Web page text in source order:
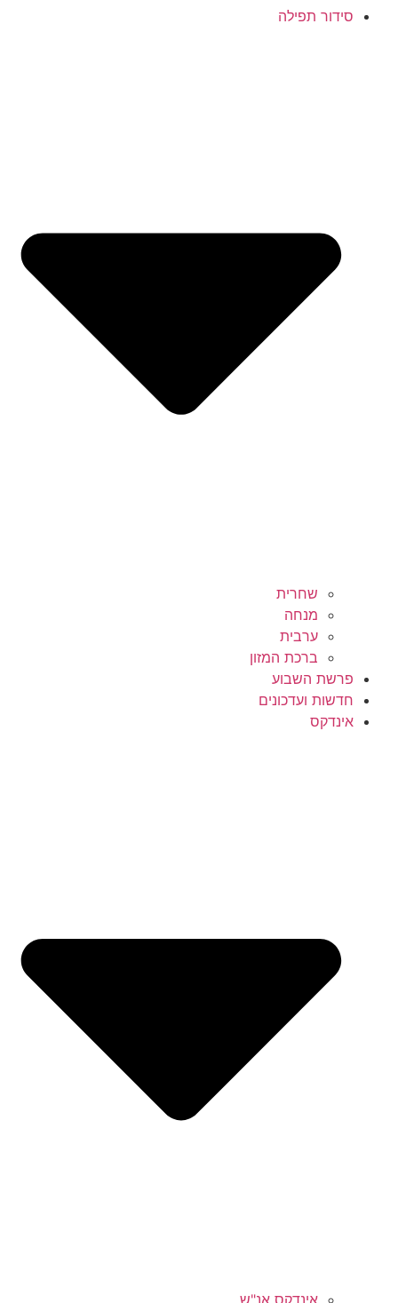
סידור תפילה
שחרית
מנחה
ערבית
ברכת המזון
פרשת השבוע
חדשות ועדכונים
אינדקס